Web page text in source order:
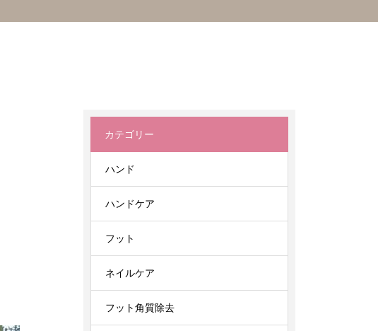
カテゴリー
ハンド
ハンドケア
フット
ネイルケア
フット角質除去